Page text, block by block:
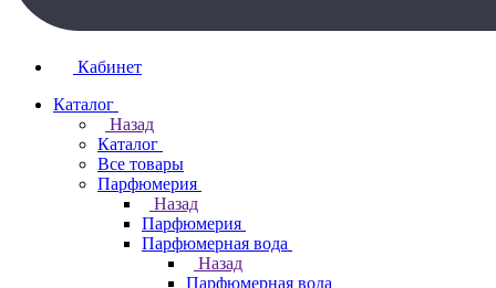
Кабинет
Каталог
Назад
Каталог
Все товары
Парфюмерия
Назад
Парфюмерия
Парфюмерная вода
Назад
Парфюмерная вода